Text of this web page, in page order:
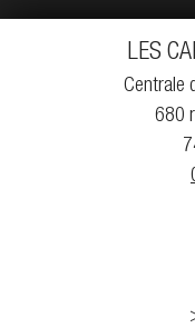
LES
Centrale
680